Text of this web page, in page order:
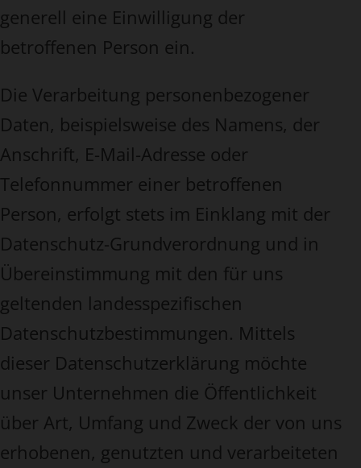
generell eine Einwilligung der
betroffenen Person ein.
Die Verarbeitung personenbezogener
Daten, beispielsweise des Namens, der
Anschrift, E-Mail-Adresse oder
Telefonnummer einer betroffenen
Person, erfolgt stets im Einklang mit der
Datenschutz-Grundverordnung und in
Übereinstimmung mit den für uns
geltenden landesspezifischen
Datenschutzbestimmungen. Mittels
dieser Datenschutzerklärung möchte
unser Unternehmen die Öffentlichkeit
über Art, Umfang und Zweck der von uns
erhobenen, genutzten und verarbeiteten